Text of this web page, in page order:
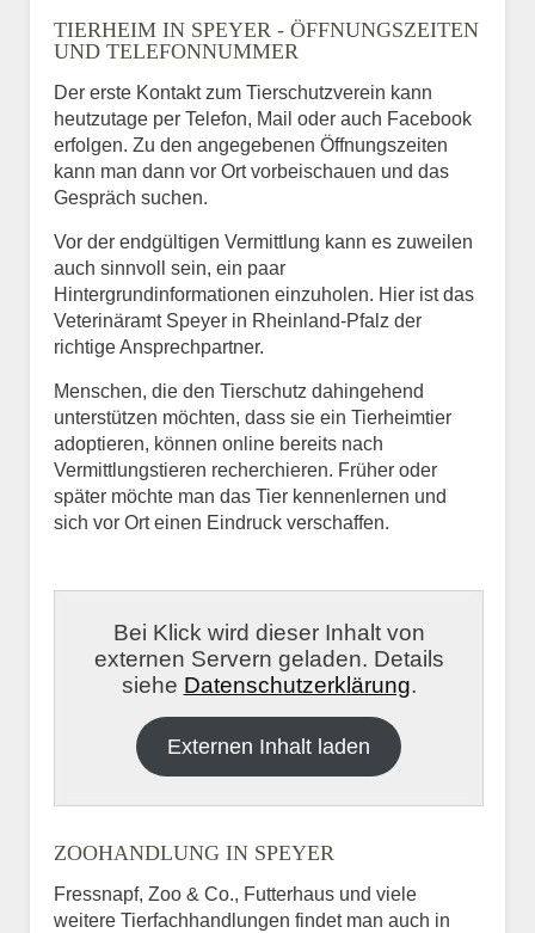
TIERHEIM IN SPEYER - ÖFFNUNGSZEITEN
UND TELEFONNUMMER
Der erste Kontakt zum Tierschutzverein kann
heutzutage per Telefon, Mail oder auch Facebook
erfolgen. Zu den angegebenen Öffnungszeiten
kann man dann vor Ort vorbeischauen und das
Gespräch suchen.
Vor der endgültigen Vermittlung kann es zuweilen
auch sinnvoll sein, ein paar
Hintergrundinformationen einzuholen. Hier ist das
Veterinäramt Speyer in Rheinland-Pfalz der
richtige Ansprechpartner.
Menschen, die den Tierschutz dahingehend
unterstützen möchten, dass sie ein Tierheimtier
adoptieren, können online bereits nach
Vermittlungstieren recherchieren. Früher oder
später möchte man das Tier kennenlernen und
sich vor Ort einen Eindruck verschaffen.
Bei Klick wird dieser Inhalt von
externen Servern geladen. Details
siehe Datenschutzerklärung.
Externen Inhalt laden
ZOOHANDLUNG IN SPEYER
Fressnapf, Zoo & Co., Futterhaus und viele
weitere Tierfachhandlungen findet man auch in